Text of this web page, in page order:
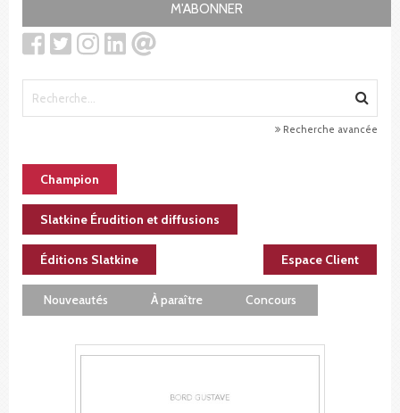
M'ABONNER
Recherche avancée
Champion
Slatkine Érudition et diffusions
Éditions Slatkine Espace Client
Nouveautés À paraître Concours